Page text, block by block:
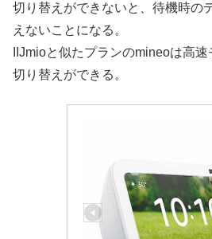
切り替えができないと、待機時の
えないことになる。
IIJmioと似たプランのmineoは高
切り替えができる。